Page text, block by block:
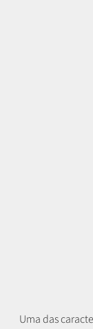
Uma das